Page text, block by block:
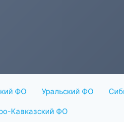
ФО Уральский ФО
Кавказский ФО